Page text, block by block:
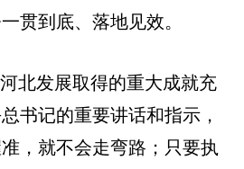
贯到底、落地见效。
北发展取得的重大成就充
书记的重要讲话和指示，
，就不会走弯路；只要执